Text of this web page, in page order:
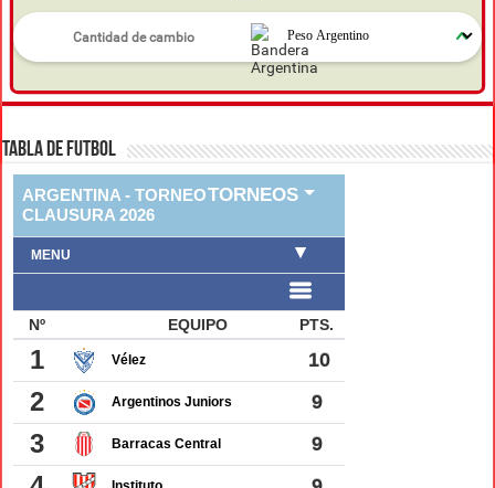
TABLA DE FUTBOL